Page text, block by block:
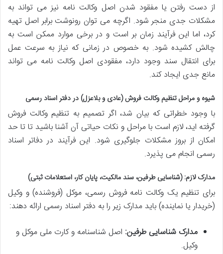
از دست رفتن یا مفقود شدن اصل وکالت نامه نیز می تواند به
مشکلات جدی منجر شود. اگرچه می توان رونوشت برابر اصل تهیه
کرد، اما این فرآیند زمان بر است و در برخی موارد ممکن است به
چالش کشیده شود. به خصوص در زمانی که نیاز به سرعت عمل
برای انتقال سند وجود دارد، مفقودی اصل وکالت نامه می تواند
مانع جدی ایجاد کند.
شیوه و مراحل تنظیم وکالت فروش (عادی و بلاعزل) در دفتر اسناد رسمی
با وجود خطراتی که بیان شد، اگر تصمیم به تنظیم وکالت فروش
گرفته اید، لازم است با مراحل و نکات حیاتی آن آشنا باشید تا تا حد
امکان از بروز مشکلات جلوگیری شود. این فرآیند در دفاتر اسناد
رسمی انجام می پذیرد.
مدارک لازم: (شناسایی طرفین، سند مالکیت، پایان کار، استعلامات ثبتی)
برای تنظیم یک وکالت نامه فروش رسمی، موکل (فروشنده) و وکیل
(خریدار یا نماینده) باید مدارک زیر را به دفتر اسناد رسمی ارائه دهند:
مدارک شناسایی طرفین: اصل شناسنامه و کارت ملی موکل و
وکیل.